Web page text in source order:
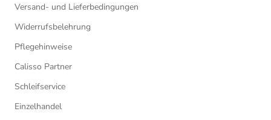
Versand- und Lieferbedingungen
Widerrufsbelehrung
Pflegehinweise
Calisso Partner
Schleifservice
Einzelhandel